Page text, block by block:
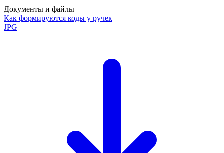
Документы и файлы
Как формируются коды у ручек
JPG